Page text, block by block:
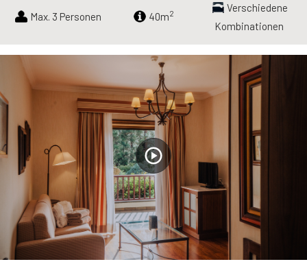
Max. 3 Personen 40m2
Verschiedene
Kombinationen